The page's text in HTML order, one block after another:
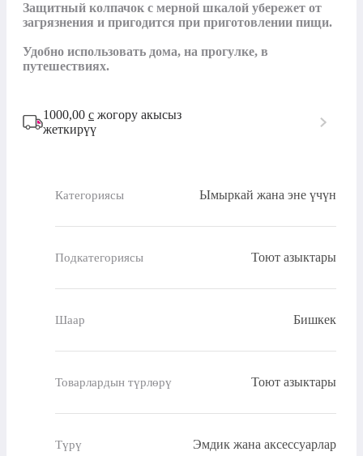
Защитный колпачок с мерной шкалой убережет от
загрязнения и пригодится при приготовлении пищи.
Удобно использовать дома, на прогулке, в
путешествиях.
1000,00 с жогору акысыз
жеткирүү
Категориясы Ымыркай жана эне үчүн
Подкатегориясы Тоют азыктары
Шаар Бишкек
Товарлардын түрлөрү Тоют азыктары
Түрү Эмдик жана аксессуарлар